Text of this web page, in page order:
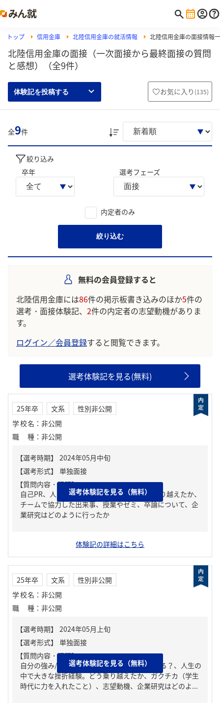
トップ 信用金庫 北陸信用金庫の就活情報 北陸信用金庫の面接情報
北陸信用金庫の面接（一次面接から最終面接の質問
と感想）（全9件）
体験記を投稿する お気に入り (135)
全9件
絞り込み
卒年
選考フェーズ
内定者のみ
絞り込む
無料の会員登録すると
北陸信用金庫には86件の掲示板書き込みのほか5件の
選考・面接体験記、 2件の内定者の志望動機がありま
す。
ログイン／会員登録すると閲覧できます。
選考体験記を見る(無料)
25年卒 文系
性別非公開
学校名 ： 非公開
職種 ： 非公開
【質問内容・課題】
自己PR、人生の中で大きな挫折経験。どう乗り越えたか、
チームで協力した出来事、授業やゼミ、卒論について、企
業研究はどのように行ったか
選考体験記を見る（無料）
体験記の詳細はこちら
25年卒 文系
性別非公開
学校名 ： 非公開
職種 ： 非公開
【質問内容・課題】
自分の強み/弱み、周りからどんな人といわれる？、人生の
中で大きな挫折経験。どう乗り越えたか、ガクチカ（学生
時代に力を入れたこと）、志望動機、企業研究はどのよ...
選考体験記を見る（無料）